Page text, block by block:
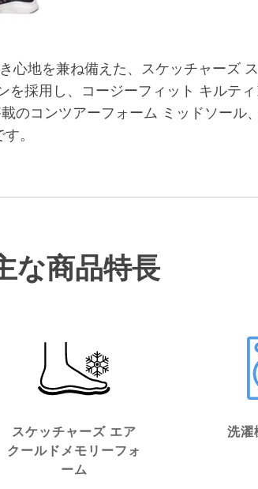
心地を兼ね備えた、スケッチャーズ
採用し、コージーフィット キルテ
のコンツアーフォーム ミッドソー
。
な商品特長
スケッチャーズ エア
クールドメモリーフォ
ーム
洗濯